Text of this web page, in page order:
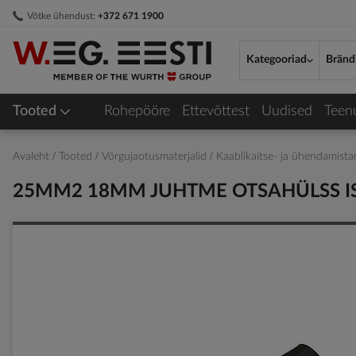
Võtke ühendust: +372 671 1900
Skip
Content
Kategooriad
Tooted Rohepööre Ettevõttest Uudised
Avaleht Tooted Võrgujaotusmaterjalid Kaablikaitse- ja
25MM2 18MM JUHTME OTSAHÜLSS